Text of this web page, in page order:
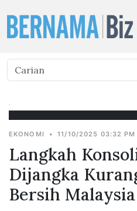
EKONOMI • 11/10/2025 03:32 PM
Langkah
Dijangka
Bersih